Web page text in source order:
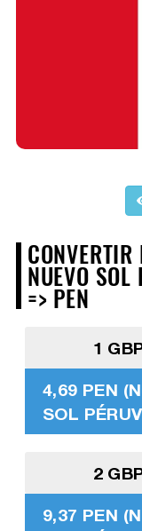
NUEVO
=> PEN
1
4,69 PEN
SOL
2
9,37 PEN